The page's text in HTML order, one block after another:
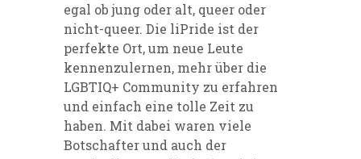
egal ob jung oder alt, queer oder
nicht-queer. Die liPride ist der
perfekte Ort, um neue Leute
kennenzulernen, mehr über die
LGBTIQ+ Community zu erfahren
und einfach eine tolle Zeit zu
haben. Mit dabei waren viele
Botschafter und auch der